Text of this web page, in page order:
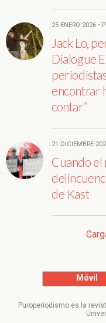
25 ENERO 2026 •
Jack Lo,
Dialogue
encontrar
contar”
21 DICIEMBRE
Cuando el
de Kast
Móvil
Puroperiodismo es la